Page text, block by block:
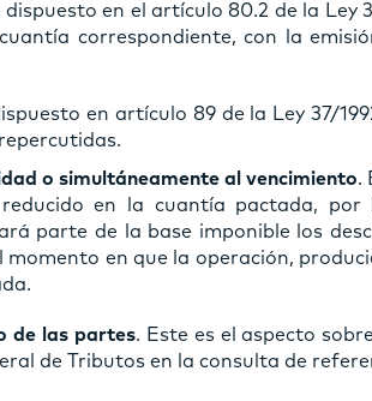
en el artículo 80.2 de la Ley
correspondiente, con la
en artículo 89 de la Ley 37/
o simultáneamente al vencimiento.
en la cuantía pactada, por
parte de la base imponible los
en que la operación,
de las partes. Este es el aspecto
de Tributos en la consulta de